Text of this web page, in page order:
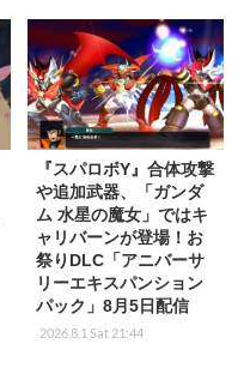
『スパロボY』合体攻撃
や追加武器、「ガンダ
ム 水星の魔女」ではキ
ャリバーンが登場！お
祭りDLC「アニバーサ
リーエキスパンション
パック」8月5日配信
2026.8.1 Sat 21:44